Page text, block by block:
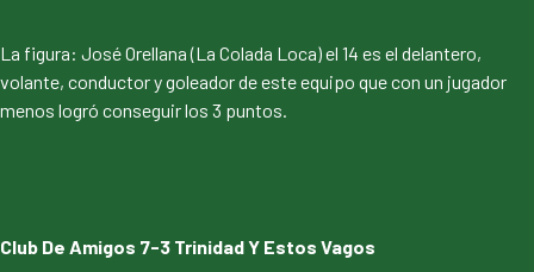
La figura: José Orellana (La Colada Loca) el 14 es el delantero,
volante, conductor y goleador de este equipo que con un jugador
menos logró conseguir los 3 puntos.
Club De Amigos 7-3 Trinidad Y Estos Vagos